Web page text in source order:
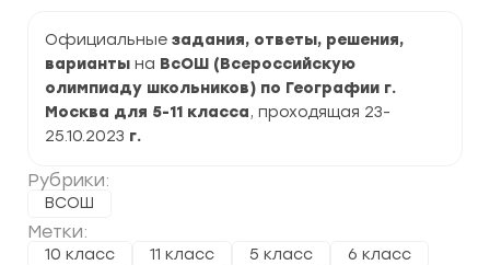
Официальные задания, ответы, решения,
варианты на ВсОШ (Всероссийскую
олимпиаду школьников) по Географии г.
Москва для 5-11 класса, проходящая 23-
25.10.2023 г.
Рубрики:
ВСОШ
Метки:
10 класс 11 класс 5 класс
6 класс
2023-
2024
г.
Москва
77
регион